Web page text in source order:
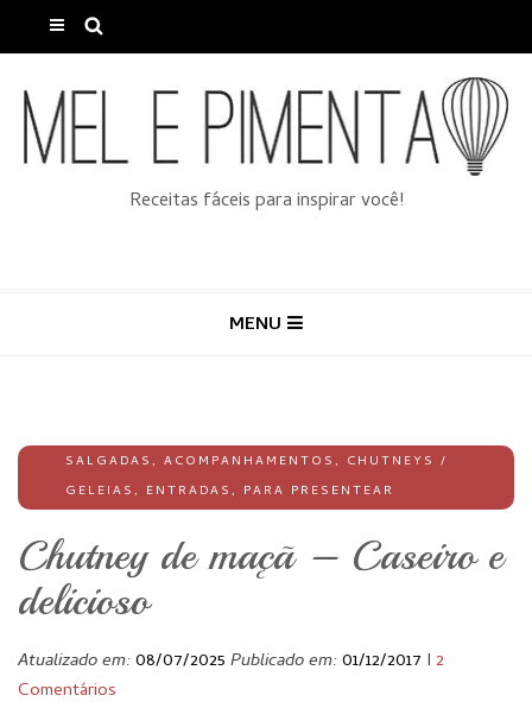
Receitas fáceis para inspirar você!
MENU
SALGADAS, ACOMPANHAMENTOS, CHUTNEYS /
GELEIAS, ENTRADAS, PARA PRESENTEAR
Chutney de maçã – Caseiro e
delicioso
Atualizado em:08/07/2025 Publicado em:01/12/2017 I 2
Comentários